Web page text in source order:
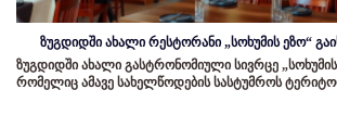
ზუგდიდში ახალი რესტორანი „სოხუმის ეზო“
ზუგდიდში ახალი გასტრონომიული სივრცე „სოხუმის
რომელიც ამავე სახელწოდების სასტუმროს